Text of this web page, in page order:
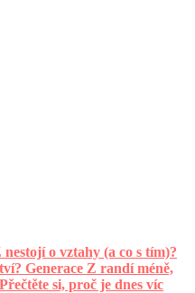
o vztahy (a co s tím)?
Generace Z randí méně,
si, proč je dnes víc